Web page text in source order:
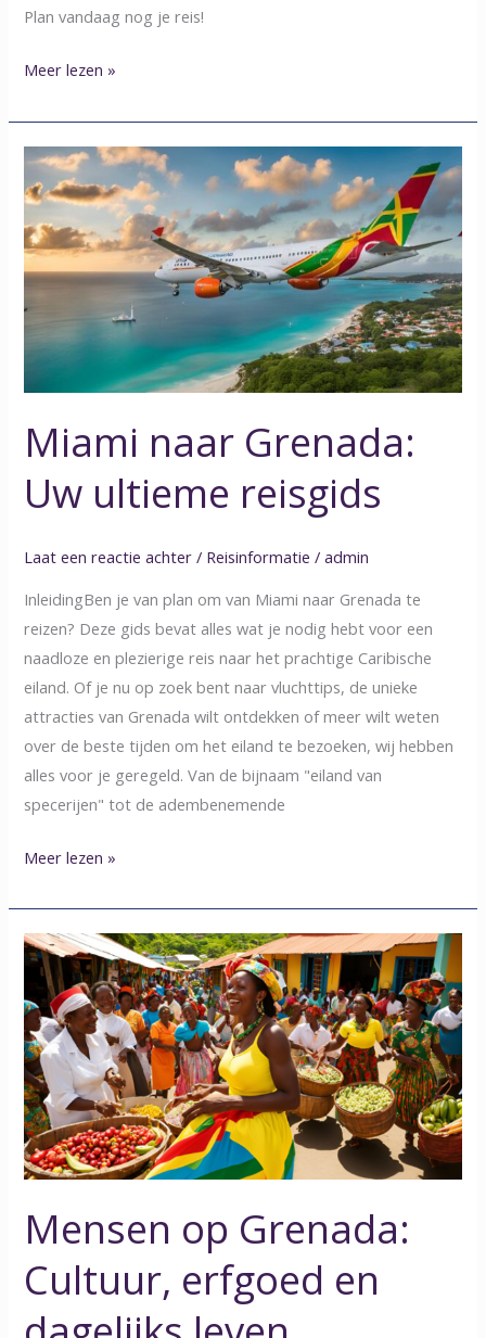
Plan vandaag nog je reis!
Meer lezen »
Miami naar Grenada:
Uw ultieme reisgids
Laat een reactie achter / Reisinformatie /admin
InleidingBen je van plan om van Miami naar Grenada te
reizen? Deze gids bevat alles wat je nodig hebt voor een
naadloze en plezierige reis naar het prachtige Caribische
eiland. Of je nu op zoek bent naar vluchttips, de unieke
attracties van Grenada wilt ontdekken of meer wilt weten
over de beste tijden om het eiland te bezoeken, wij hebben
alles voor je geregeld. Van de bijnaam "eiland van
specerijen" tot de adembenemende
Miami
naar
Grenada:
Uw
ultieme
reisgids
Meer lezen »
Mensen op Grenada:
Cultuur, erfgoed en
Mensen
op
Grenada:
Cultuur,
erfgoed
en
dagelijks
leven